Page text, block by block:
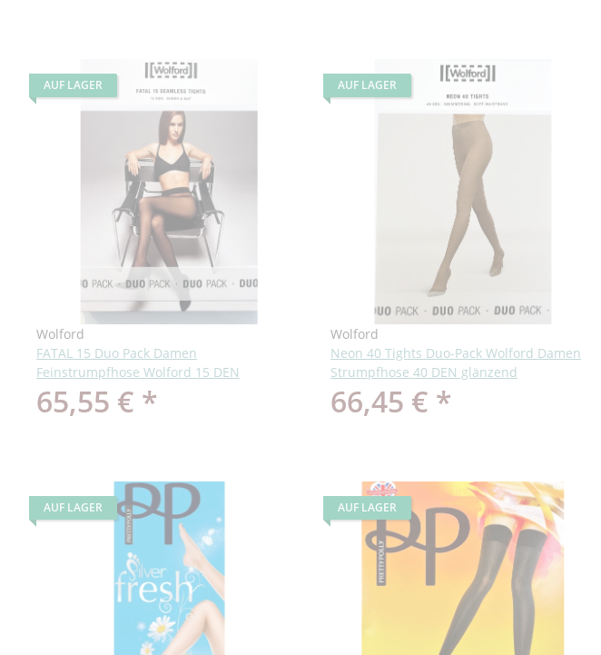
AUF LAGER
Wolford
FATAL 15 Duo Pack Damen
Feinstrumpfhose Wolford 15 DEN
65,55 € *
AUF LAGER
Wolford
Neon 40 Tights Duo-Pack Wolford Damen
Strumpfhose 40 DEN glänzend
66,45 € *
AUF LAGER AUF LAGER